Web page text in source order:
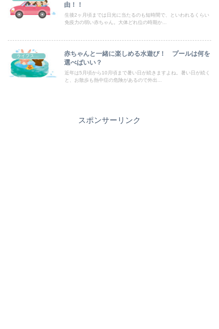
由！！
生後2ヶ月頃までは日光に当たるのも短時間で、といわれるくらい
免疫力の弱い赤ちゃん。大体どれ位の時期か...
赤ちゃんと一緒に楽しめる水遊び！ プールは何を
選べばいい？
近年は5月頃から10月頃まで暑い日が続きますよね。暑い日が続く
と、お散歩も熱中症の危険があるので外出...
スポンサーリンク